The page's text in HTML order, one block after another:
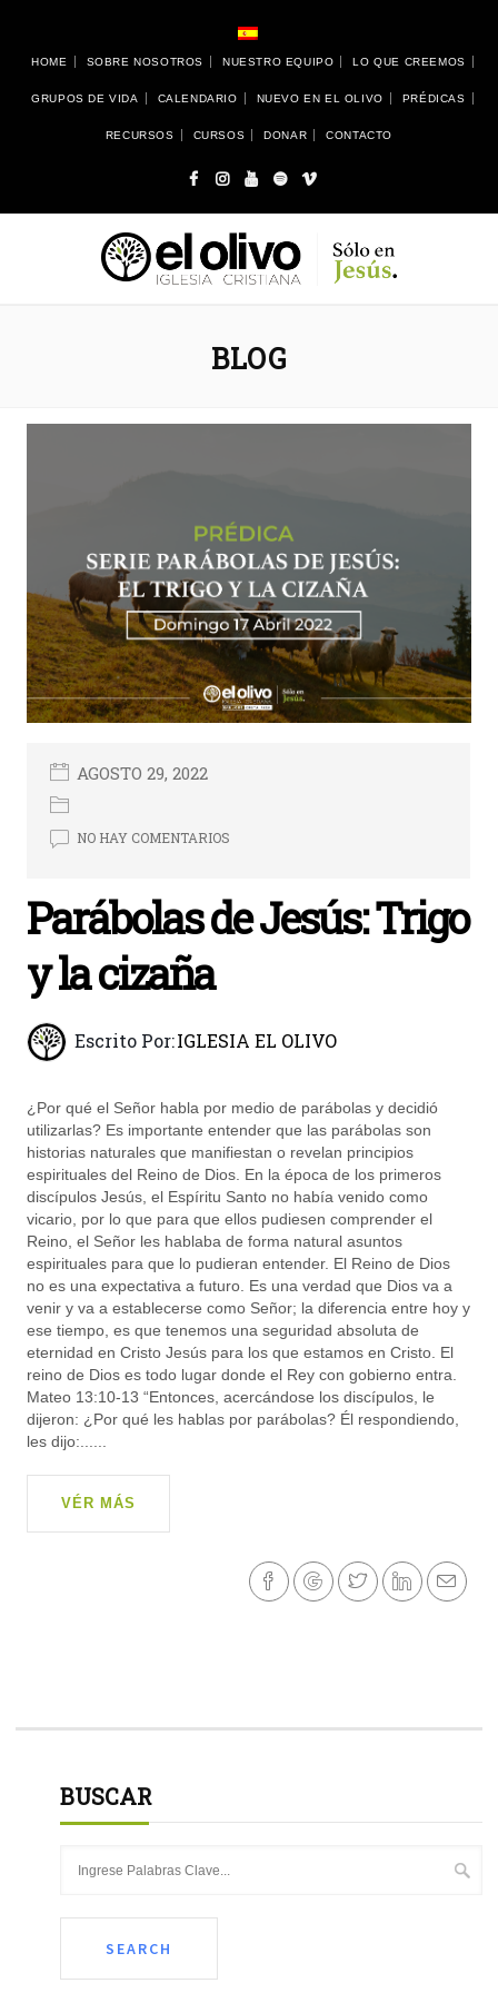
HOME SOBRE NOSOTROS NUESTRO EQUIPO LO QUE CREEMOS
GRUPOS DE VIDA CALENDARIO NUEVO EN EL OLIVO PRÉDICAS
RECURSOS CURSOS DONAR CONTACTO
BLOG
AGOSTO 29, 2022
NO HAY COMENTARIOS
Parábolas de Jesús: Trigo
y la cizaña
Escrito Por:IGLESIA EL OLIVO
¿Por qué el Señor habla por medio de parábolas y decidió
utilizarlas? Es importante entender que las parábolas son
historias naturales que manifiestan o revelan principios
espirituales del Reino de Dios. En la época de los primeros
discípulos Jesús, el Espíritu Santo no había venido como
vicario, por lo que para que ellos pudiesen comprender el
Reino, el Señor les hablaba de forma natural asuntos
espirituales para que lo pudieran entender. El Reino de Dios
no es una expectativa a futuro. Es una verdad que Dios va a
venir y va a establecerse como Señor; la diferencia entre hoy y
ese tiempo, es que tenemos una seguridad absoluta de
eternidad en Cristo Jesús para los que estamos en Cristo. El
reino de Dios es todo lugar donde el Rey con gobierno entra.
Mateo 13:10-13 “Entonces, acercándose los discípulos, le
dijeron: ¿Por qué les hablas por parábolas? Él respondiendo,
les dijo:......
VÉR MÁS
BUSCAR